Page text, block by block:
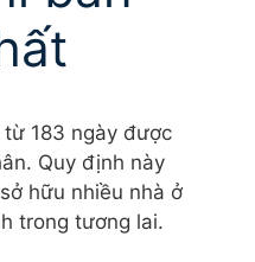
183 ngày được
Quy định này
hữu nhiều nhà ở
trong tương lai.